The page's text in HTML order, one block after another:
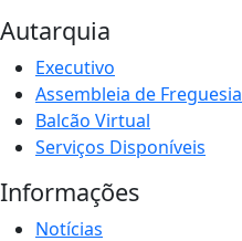
Autarquia
Executivo
Assembleia de Freguesia
Balcão Virtual
Serviços Disponíveis
Informações
Notícias